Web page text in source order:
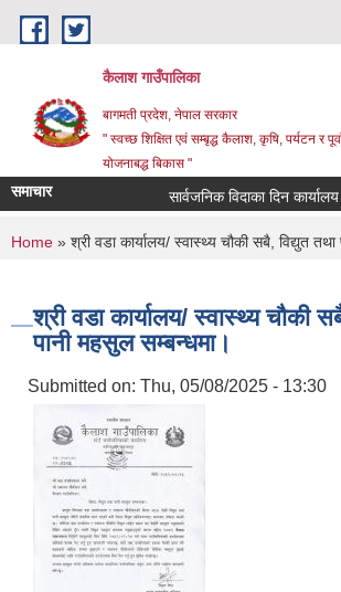
Skip to main content
कैलाश गाउँपालिका
बागमती प्रदेश, नेपाल सरकार
" स्वच्छ शिक्षित एवं सम्बृद्ध कैलाश, कृषि, पर्यटन र
योजनाबद्ध बिकास "
समाचार सार्वजनिक विदाका दिन कार्यालय
You are here
Home » श्री वडा कार्यालय/ स्वास्थ्य चौकी सबै, विद्युत
श्री वडा कार्यालय/ स्वास्थ्य चौकी
पानी महसुल सम्बन्धमा।
Submitted on: Thu, 05/08/2025 - 13:30